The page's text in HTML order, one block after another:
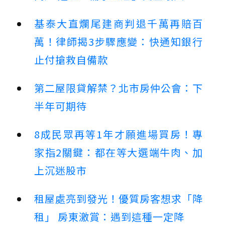
基泰大直爛尾建商判退千萬再賠百
萬！律師揭3步驟應變：快通知銀行
止付搶救自備款
第二屋限貸解禁？北市房仲公會：下
半年可期待
8成民眾再等1年才願進場買房！專
家指2關鍵：都在等大選端牛肉、加
上沉迷股市
租屋處亮到發光！優質房客想求「降
租」 房東激賞：遇到這種一定降